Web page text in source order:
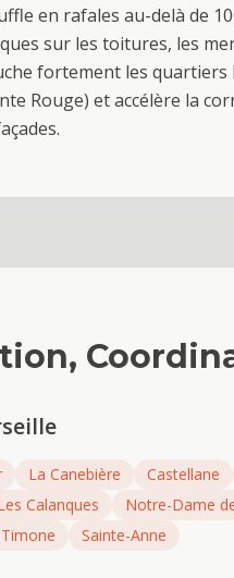
en rafales au-delà de
sur les toitures, les
fortement les
Rouge) et accélère la
La Canebière Castellane
Calanques Notre-Dame
Sainte-Anne